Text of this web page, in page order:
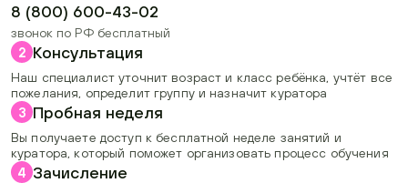
8 (800) 600-43-02
звонок по РФ бесплатный
2 Консультация
Наш специалист уточнит возраст и класс ребёнка, учтёт все
пожелания, определит группу и назначит куратора
3 Пробная неделя
Вы получаете доступ к бесплатной неделе занятий и
куратора, который поможет организовать процесс обучения
4 Зачисление